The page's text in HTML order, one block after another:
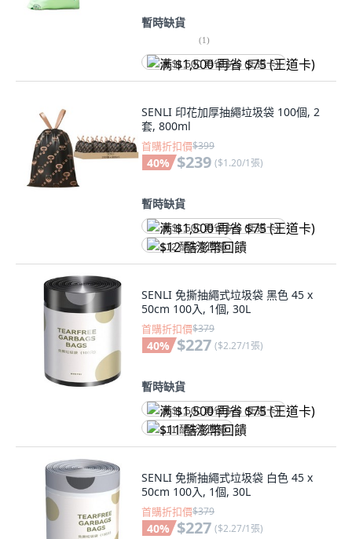
暫時缺貨
(1)
满 $1,500 再省 $75 (王道卡)
SENLI 印花加厚抽繩垃圾袋 100個, 2
套, 800ml
首購折扣價$399
40% $239 ($1.20/1張)
暫時缺貨
满 $1,500 再省 $75 (王道卡)
$12 酷澎幣回饋
SENLI 免撕抽繩式垃圾袋 黑色 45 x
50cm 100入, 1個, 30L
首購折扣價$379
40% $227 ($2.27/1張)
暫時缺貨
满 $1,500 再省 $75 (王道卡)
$11 酷澎幣回饋
SENLI 免撕抽繩式垃圾袋 白色 45 x
50cm 100入, 1個, 30L
首購折扣價$379
40% $227 ($2.27/1張)